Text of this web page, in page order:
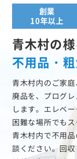
創業
10年以上
青木村の
不用品・
青木村内のご家
廃品を、プログ
します。エレベ
困難な場所でも
青木村内で不用
談ください。回